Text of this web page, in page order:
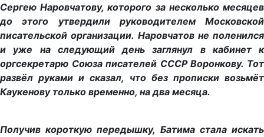
Сергею Наровчатову, которого за несколько месяцев
до этого утвердили руководителем Московской
писательской организации. Наровчатов не поленился
и уже на следующий день заглянул в кабинет к
оргсекретарю Союза писателей СССР Воронкову. Тот
развёл руками и сказал, что без прописки возьмёт
Каукенову только временно, на два месяца.
Получив короткую передышку, Батима стала искать